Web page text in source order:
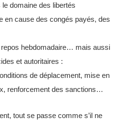
le domaine des libertés
en cause des congés payés, des
hebdomadaire… mais aussi
et autoritaires :
de déplacement, mise en
renforcement des sanctions…
tout se passe comme s’il ne